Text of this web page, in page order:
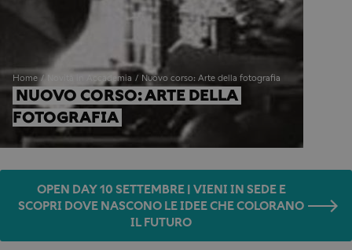
Home Novità in Accademia Nuovo corso: Arte della fotografia
NUOVO CORSO: ARTE DELLA
FOTOGRAFIA
OPEN DAY 10 SETTEMBRE | VIENI IN SEDE E
SCOPRI DOVE NASCONO LE IDEE CHE COLORANO
IL FUTURO